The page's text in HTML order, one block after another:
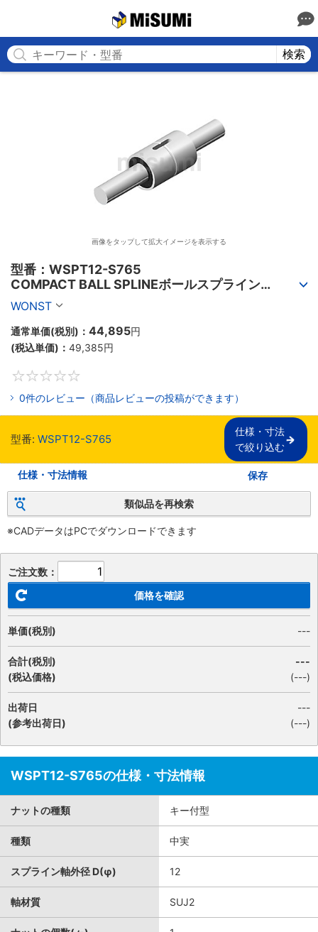
検索
画像をタップして拡大イメージを表示する
型番：WSPT12-S765
COMPACT BALL SPLINEボールスプライン
（WSPTシリーズ）
WONST
通常単価(税別)： 44,895円
(税込単価)： 49,385円
0件のレビュー（商品レビューの投稿ができます）
型番: WSPT12-S765
仕様・寸法
で絞り込む
仕様・寸法情報 保存
類似品を再検索
※CADデータはPCでダウンロードできます
ご注文数：
価格を確認
単価(税別) ---
合計(税別)
(税込価格)
---
(---)
出荷日
(参考出荷日)
---
(---)
WSPT12-S765の仕様・寸法情報
ナットの種類 キー付型
種類 中実
スプライン軸外径 D(φ) 12
軸材質 SUJ2